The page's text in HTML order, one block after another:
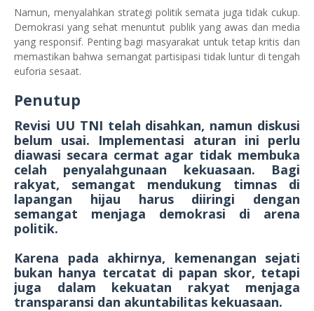
Namun, menyalahkan strategi politik semata juga tidak cukup.
Demokrasi yang sehat menuntut publik yang awas dan media
yang responsif. Penting bagi masyarakat untuk tetap kritis dan
memastikan bahwa semangat partisipasi tidak luntur di tengah
euforia sesaat.
Penutup
Revisi UU TNI telah disahkan, namun diskusi
belum usai. Implementasi aturan ini perlu
diawasi secara cermat agar tidak membuka
celah penyalahgunaan kekuasaan. Bagi
rakyat, semangat mendukung timnas di
lapangan hijau harus diiringi dengan
semangat menjaga demokrasi di arena
politik.
Karena pada akhirnya, kemenangan sejati
bukan hanya tercatat di papan skor, tetapi
juga dalam kekuatan rakyat menjaga
transparansi dan akuntabilitas kekuasaan.